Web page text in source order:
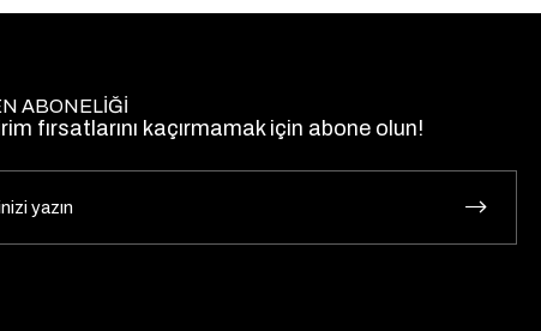
ABONELİĞİ
fırsatlarını kaçırmamak için abone olun!